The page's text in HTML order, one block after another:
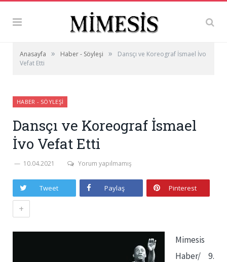
Anasayfa » Haber - Söyleşi »
Dansçı ve Koreograf İsmael İvo
Vefat Etti
HABER - SÖYLEŞI
Dansçı ve Koreograf İsmael
İvo Vefat Etti
10.04.2021 Yorum yapılmamış
Tweet Paylaş Pinterest
+
Mimesis
Haber/ 9.